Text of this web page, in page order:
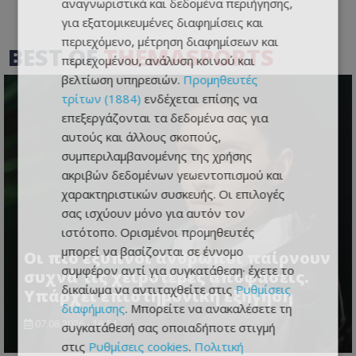
BEST OFTHEMASPORTS
Οι πιο έξυπνοι άνθρωποι παίρνουν
συχνά τις χειρότερες αποφάσεις.
Υπάρχει επιστημονική εξήγηση
07.08.2026 - 18:54
αναγνωριστικά και δεδομένα περιήγησης,
για εξατομικευμένες διαφημίσεις και
περιεχόμενο, μέτρηση διαφημίσεων και
περιεχομένου, ανάλυση κοινού και
βελτίωση υπηρεσιών.Προμηθευτές
τρίτων (1884) ενδέχεται επίσης να
επεξεργάζονται τα δεδομένα σας για
αυτούς και άλλους σκοπούς,
συμπεριλαμβανομένης της χρήσης
ακριβών δεδομένων γεωεντοπισμού και
χαρακτηριστικών συσκευής. Οι επιλογές
σας ισχύουν μόνο για αυτόν τον
ιστότοπο. Ορισμένοι προμηθευτές
μπορεί να βασίζονται σε έννομο
συμφέρον αντί για συγκατάθεση· έχετε το
δικαίωμα να αντιταχθείτε στιςΡυθμίσεις
διαφήμισης. Μπορείτε να ανακαλέσετε τη
συγκατάθεσή σας οποιαδήποτε στιγμή
στις Ρυθμίσεις cookies. Πολιτική